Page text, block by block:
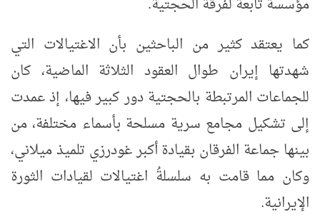
كما يعتقد كثير من الباحثين بأن الاغتيالات التي
شهدتها إيران طوال العقود الثلاثة الماضية، كان
للجماعات المرتبطة بالحجتية دور كبير فيها، إذ عمدت
إلى تشكيل مجامع سرية مسلحة بأسماء مختلفة، من
بينها جماعة الفرقان بقيادة أكبر غودرزي تلميذ ميلاني،
وكان مما قامت به سلسلةُ اغتيالات لقيادات الثورة
الإيرانية.